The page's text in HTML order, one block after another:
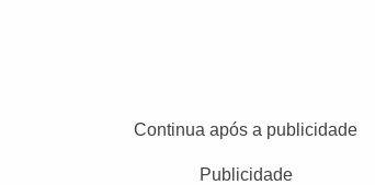
Continua após a publicidade
Publicidade